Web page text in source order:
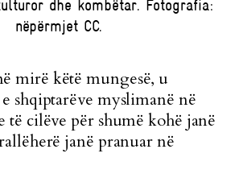
dhe kombëtar. Fotografia:
nëpërmjet CC.
mirë këtë mungesë, u
shqiptarëve myslimanë në
të cilëve për shumë kohë janë
janë pranuar në